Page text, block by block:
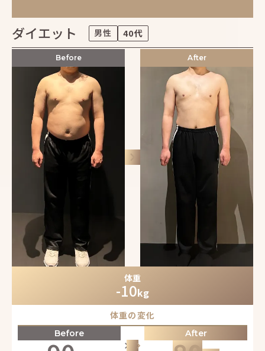
ダイエット 男性 40代
Before
keyboard_arrow_right
After
体重
-10kg
体重の変化
Before
keyboard_arrow_right keyboard_arrow_rightkeyboard_arrow_right
After